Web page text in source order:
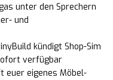
unter den Sprechern
und
kündigt Shop-Sim
verfügbar
euer eigenes Möbel-